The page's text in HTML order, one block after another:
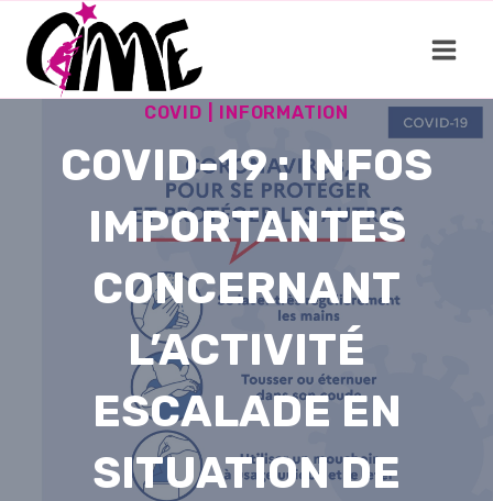
contenu
COVID INFORMATION
COVID-19 : INFOS
IMPORTANTES
CONCERNANT
L’ACTIVITÉ
ESCALADE EN
SITUATION DE